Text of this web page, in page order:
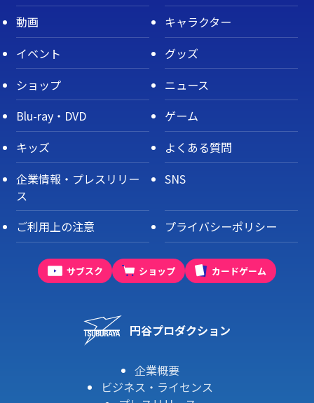
動画
キャラクター
イベント
グッズ
ショップ
ニュース
Blu-ray・DVD
ゲーム
キッズ
よくある質問
企業情報・プレスリリー
ス
SNS
ご利用上の注意 プライバシーポリシー
サブスク ショップ カードゲーム
円谷プロダクション
企業概要
ビジネス・ライセンス